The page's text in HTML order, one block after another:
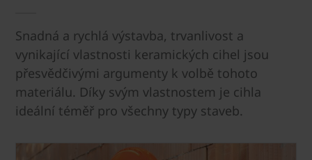
Snadná a rychlá výstavba, trvanlivost a
vynikající vlastnosti keramických cihel jsou
přesvědčivými argumenty k volbě tohoto
materiálu. Díky svým vlastnostem je cihla
ideální téměř pro všechny typy staveb.